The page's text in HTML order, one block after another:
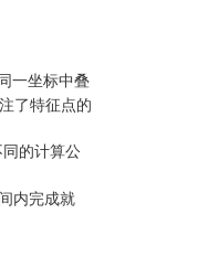
一坐标中叠
了特征点的
的计算公
内完成就